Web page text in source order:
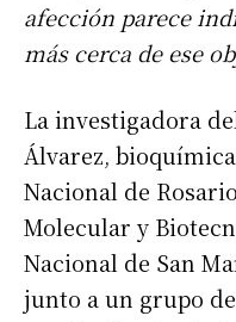
afección parece
más cerca de ese
La investigadora
Álvarez,
Nacional de
Molecular y
Nacional de San
junto a un grupo